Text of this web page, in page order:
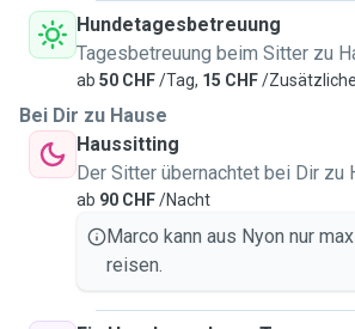
Hundetagesbetreuung
Tagesbetreuung beim Sitter zu
ab 50 CHF/Tag, 15 CHF/
Bei Dir zu Hause
Haussitting
Der Sitter übernachtet bei Dir zu
ab 90 CHF/Nacht
Marco kann aus Nyon nur
reisen.